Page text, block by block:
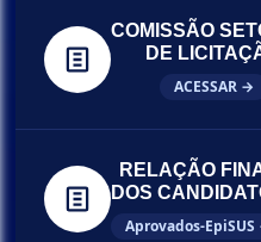
COMISSÃO
DE
ACESSAR →
RELAÇÃO
DOS
Aprovados-EpiSUS